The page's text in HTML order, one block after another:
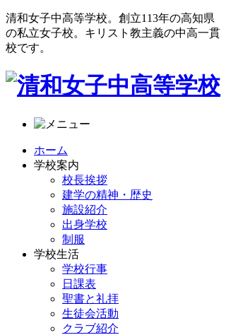
清和女子中高等学校。創立113年の高知県
の私立女子校。キリスト教主義の中高一貫
校です。
ホーム
学校案内
校長挨拶
建学の精神・歴史
施設紹介
出身学校
制服
学校生活
学校行事
日課表
聖書と礼拝
生徒会活動
クラブ紹介